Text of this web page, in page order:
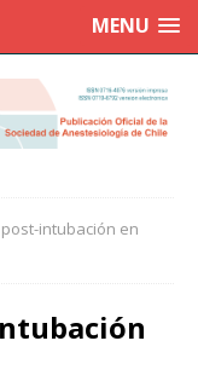
MENU
intubación en